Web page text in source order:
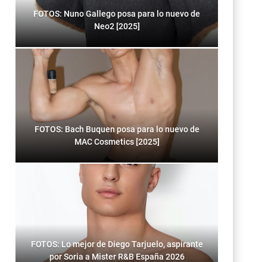
FOTOS: Nuno Gallego posa para lo nuevo de
Neo2 [2025]
FOTOS: Bach Buquen posa para lo nuevo de
MAC Cosmetics [2025]
FOTOS: Lo mejor de Diego Tarjuelo, aspirante
por Soria a Mister R&B España 2026